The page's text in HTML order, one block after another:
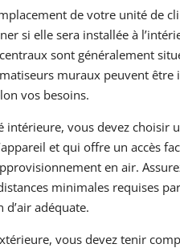
de votre unité de
si elle sera installée à
sont généralement
muraux peuvent être
vos besoins.
intérieure, vous devez choisir
et qui offre un accès
en air.
minimales requises
adéquate.
vous devez tenir